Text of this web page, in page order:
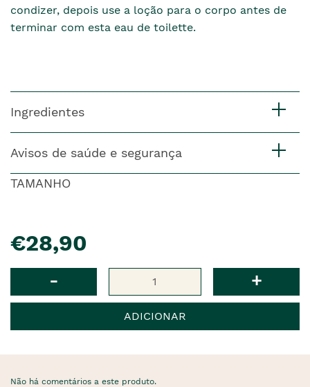
condizer, depois use a loção para o corpo antes de
terminar com esta eau de toilette.
Ingredientes
Avisos de saúde e segurança
TAMANHO
€28,90
- +
ADICIONAR
Não há comentários a este produto.